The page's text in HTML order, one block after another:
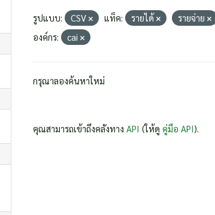
รูปแบบ: CSV แท็ค: รายได้ รายจ่าย
องค์กร:
cai
กรุณาลองค้นหาใหม่
คุณสามารถเข้าถึงคลังทาง API (ให้ดู คู่มือ API).